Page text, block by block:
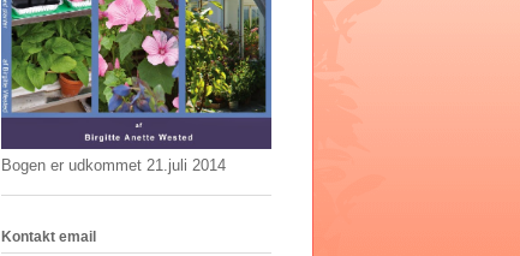
Bogen er udkommet 21.juli 2014
Kontakt email